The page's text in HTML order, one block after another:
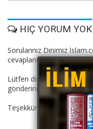
HIÇ YORUM YOK
Sorularınız Dinimiz
cevaplandırılacaktır.
Lütfen dini suallerinizi:
gönderiniz.
Teşekkürler.